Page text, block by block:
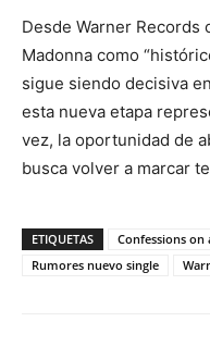
Desde Warner
Madonna como
sigue siendo decisiva
esta nueva etapa
vez, la oportunidad de
busca volver a marcar
ETIQUETAS Confessions on
Rumores nuevo single